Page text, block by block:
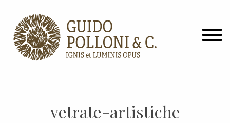
vetrate-artistiche